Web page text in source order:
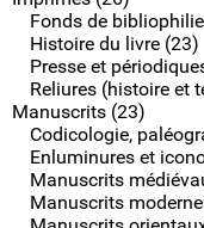
Fonds de
Histoire du livre (23)
Presse et
Reliures (histoire et
Manuscrits (23)
Codicologie,
Enluminures et
Manuscrits
Manuscrits